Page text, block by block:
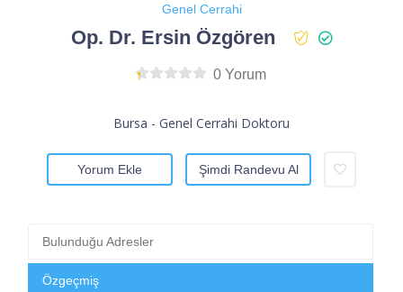
Genel Cerrahi
Op. Dr. Ersin Özgören
0 Yorum
Bursa - Genel Cerrahi Doktoru
Yorum Ekle Şimdi Randevu Al
Bulunduğu Adresler
Özgeçmiş